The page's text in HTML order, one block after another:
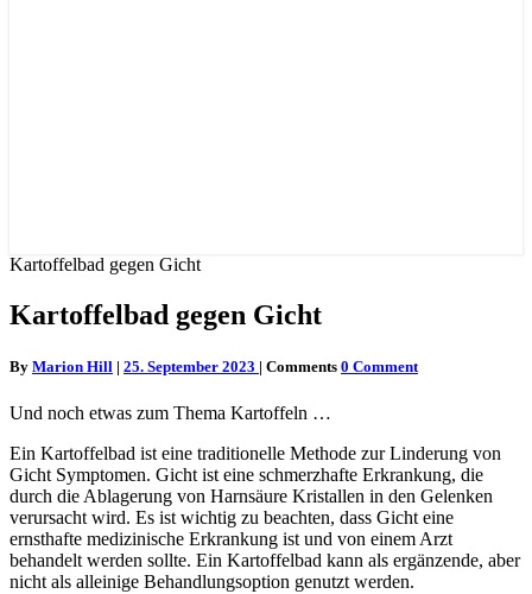
Kartoffelbad gegen Gicht
Kartoffelbad gegen Gicht
By Marion Hill | 25. September 2023 | Comments 0 Comment
Und noch etwas zum Thema Kartoffeln …
Ein Kartoffelbad ist eine traditionelle Methode zur Linderung von
Gicht Symptomen. Gicht ist eine schmerzhafte Erkrankung, die
durch die Ablagerung von Harnsäure Kristallen in den Gelenken
verursacht wird. Es ist wichtig zu beachten, dass Gicht eine
ernsthafte medizinische Erkrankung ist und von einem Arzt
behandelt werden sollte. Ein Kartoffelbad kann als ergänzende, aber
nicht als alleinige Behandlungsoption genutzt werden.